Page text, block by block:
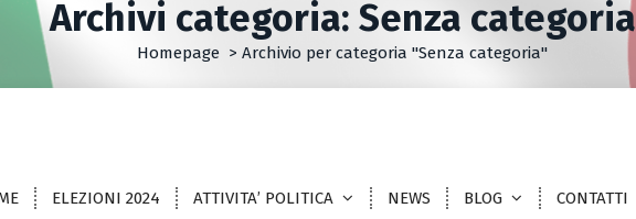
ELEZIONI 2024 ATTIVITA’ POLITICA NEWS BLOG CONTATTI
Archivi categoria: Senza categoria
Homepage > Archivio per categoria "Senza categoria"